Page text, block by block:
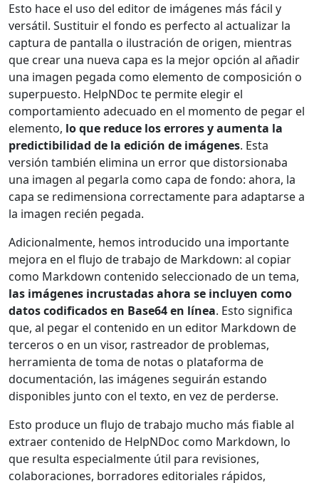
Esto hace el uso del editor de imágenes más fácil y
versátil. Sustituir el fondo es perfecto al actualizar la
captura de pantalla o ilustración de origen, mientras
que crear una nueva capa es la mejor opción al añadir
una imagen pegada como elemento de composición o
superpuesto. HelpNDoc te permite elegir el
comportamiento adecuado en el momento de pegar el
elemento, lo que reduce los errores y aumenta la
predictibilidad de la edición de imágenes. Esta
versión también elimina un error que distorsionaba
una imagen al pegarla como capa de fondo: ahora, la
capa se redimensiona correctamente para adaptarse a
la imagen recién pegada.
Adicionalmente, hemos introducido una importante
mejora en el flujo de trabajo de Markdown: al copiar
como Markdown contenido seleccionado de un tema,
las imágenes incrustadas ahora se incluyen como
datos codificados en Base64 en línea. Esto significa
que, al pegar el contenido en un editor Markdown de
terceros o en un visor, rastreador de problemas,
herramienta de toma de notas o plataforma de
documentación, las imágenes seguirán estando
disponibles junto con el texto, en vez de perderse.
Esto produce un flujo de trabajo mucho más fiable al
extraer contenido de HelpNDoc como Markdown, lo
que resulta especialmente útil para revisiones,
colaboraciones, borradores editoriales rápidos,